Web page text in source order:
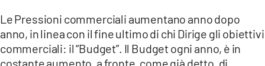
Le Pressioni commerciali aumentano anno dopo
anno, in linea con il fine ultimo di chi Dirige gli obiettivi
commerciali: il “Budget”. Il Budget ogni anno, è in
costante aumento, a fronte, come già detto, di